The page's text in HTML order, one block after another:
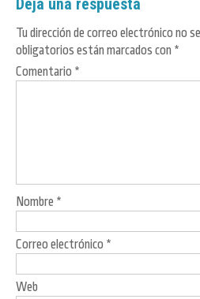
Deja una respuesta
Tu dirección de correo electrónico no
obligatorios están marcados con *
Comentario *
Nombre *
Correo electrónico *
Web